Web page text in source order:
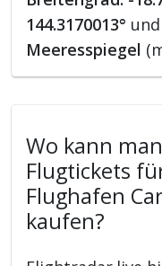
144.3170013°
Meeresspiegel
Wo kann
Flugtickets
Flughafen
kaufen?